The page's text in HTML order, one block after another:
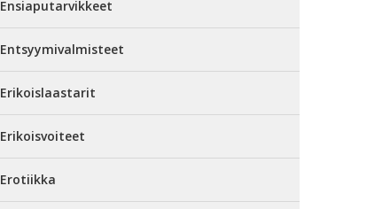
Ensiaputarvikkeet
Entsyymivalmisteet
Erikoislaastarit
Erikoisvoiteet
Erotiikka